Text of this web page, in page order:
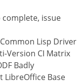
issue
Lisp Driver
Version CI Matrix
Badly
LibreOffice Base